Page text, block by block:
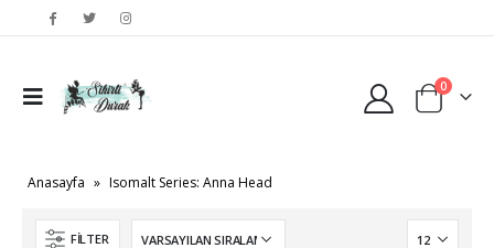
0
Anasayfa » Isomalt Series: Anna Head
FILTER